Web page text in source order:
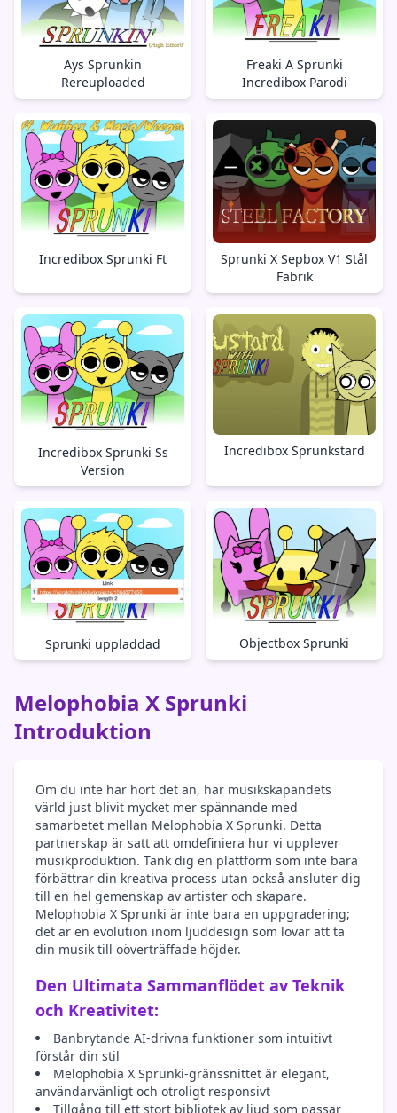
Ays Sprunkin
Rereuploaded
Freaki A Sprunki
Incredibox Parodi
Incredibox Sprunki Ft
Sprunki X Sepbox V1 Stål
Fabrik
Incredibox Sprunki Ss
Version
Incredibox Sprunkstard
Sprunki uppladdad Objectbox Sprunki
Melophobia X Sprunki
Introduktion
Om du inte har hört det än, har musikskapandets
värld just blivit mycket mer spännande med
samarbetet mellan Melophobia X Sprunki. Detta
partnerskap är satt att omdefiniera hur vi upplever
musikproduktion. Tänk dig en plattform som inte bara
förbättrar din kreativa process utan också ansluter dig
till en hel gemenskap av artister och skapare.
Melophobia X Sprunki är inte bara en uppgradering;
det är en evolution inom ljuddesign som lovar att ta
din musik till oöverträffade höjder.
Den Ultimata Sammanflödet av Teknik
och Kreativitet:
Banbrytande AI-drivna funktioner som intuitivt
förstår din stil
Melophobia X Sprunki-gränssnittet är elegant,
användarvänligt och otroligt responsivt
Tillgång till ett stort bibliotek av ljud som passar